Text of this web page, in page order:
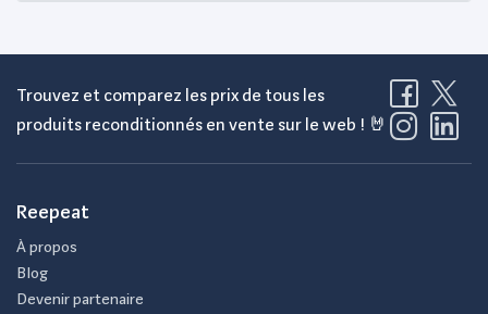
Trouvez et comparez les prix de tous les
produits reconditionnés en vente sur le web ! 🤘
Reepeat
À propos
Blog
Devenir partenaire